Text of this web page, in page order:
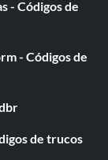
- Códigos de
- Códigos de
de trucos